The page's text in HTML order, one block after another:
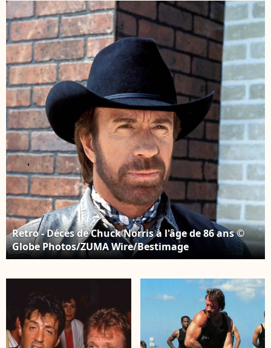
les réseaux sociaux.
Notamment, des
vidéos crées par IA
attribuaient des
causes de décès et de
faux problèmes de
santé à l'acteur. Chuck
Norris Circa 1980's ©
PPS/Bestimage
Retro - Décès de Chuck Norris à l'âge de 86 ans ©
Globe Photos/ZUMA Wire/Bestimage